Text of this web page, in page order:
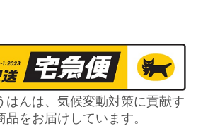
はんは、気候変動対策に貢献す
品をお届けしています。